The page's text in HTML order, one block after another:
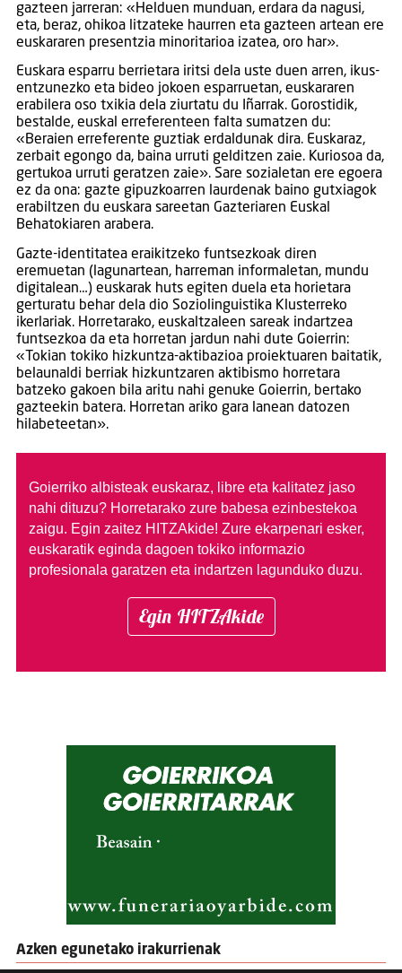
gazteen jarreran: «Helduen munduan, erdara da nagusi,
eta, beraz, ohikoa litzateke haurren eta gazteen artean ere
euskararen presentzia minoritarioa izatea, oro har».
Euskara esparru berrietara iritsi dela uste duen arren, ikus-
entzunezko eta bideo jokoen esparruetan, euskararen
erabilera oso txikia dela ziurtatu du Iñarrak. Gorostidik,
bestalde, euskal erreferenteen falta sumatzen du:
«Beraien erreferente guztiak erdaldunak dira. Euskaraz,
zerbait egongo da, baina urruti gelditzen zaie. Kuriosoa da,
gertukoa urruti geratzen zaie». Sare sozialetan ere egoera
ez da ona: gazte gipuzkoarren laurdenak baino gutxiagok
erabiltzen du euskara sareetan Gazteriaren Euskal
Behatokiaren arabera.
Gazte-identitatea eraikitzeko funtsezkoak diren
eremuetan (lagunartean, harreman informaletan, mundu
digitalean…) euskarak huts egiten duela eta horietara
gerturatu behar dela dio Soziolinguistika Klusterreko
ikerlariak. Horretarako, euskaltzaleen sareak indartzea
funtsezkoa da eta horretan jardun nahi dute Goierrin:
«Tokian tokiko hizkuntza-aktibazioa proiektuaren baitatik,
belaunaldi berriak hizkuntzaren aktibismo horretara
batzeko gakoen bila aritu nahi genuke Goierrin, bertako
gazteekin batera. Horretan ariko gara lanean datozen
hilabeteetan».
Goierriko albisteak euskaraz, libre eta kalitatez jaso
nahi dituzu? Horretarako zure babesa ezinbestekoa
zaigu. Egin zaitez HITZAkide! Zure ekarpenari esker,
euskaratik eginda dagoen tokiko informazio
profesionala garatzen eta indartzen lagunduko duzu.
Egin HITZAkide
Azken egunetako irakurrienak